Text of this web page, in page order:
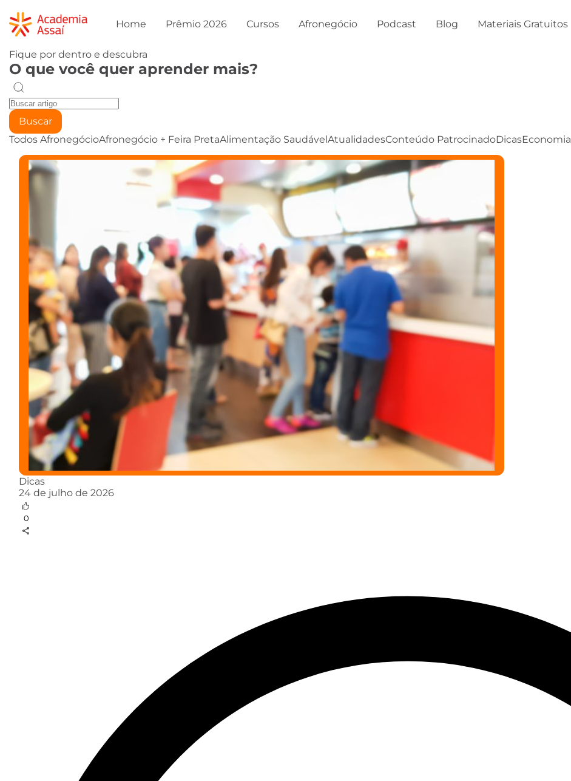
Home Prêmio 2026 Cursos Afronegócio Podcast Blog Materiais Gratuitos
Fique por dentro e descubra
O que você quer aprender mais?
Buscar
Todos AfronegócioAfronegócio + Feira PretaAlimentação SaudávelAtualidadesConteúdo PatrocinadoDicasEconomia
Dicas
24 de julho de 2026
0